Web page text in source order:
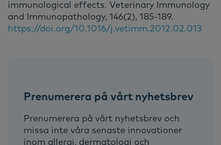
immunological effects. Veterinary Immunology
and Immunopathology, 146(2), 185-189.
https://doi.org/10.1016/j.vetimm.2012.02.013
Prenumerera på vårt nyhetsbrev
Prenumerera på vårt nyhetsbrev och
missa inte våra senaste innovationer
inom allergi, dermatologi och